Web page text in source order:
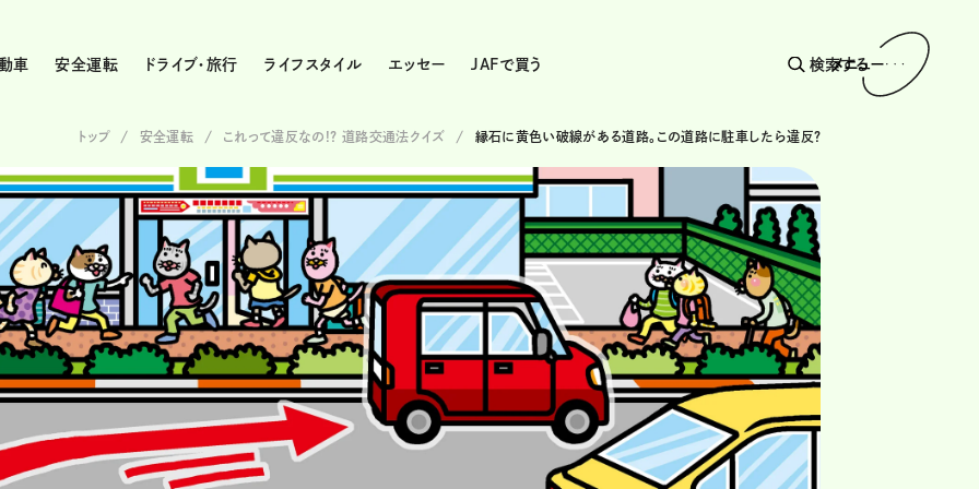
車 安全運転 ドライブ・旅行 ライフスタイル エッセー JAFで買う 検索する
メニュー
トップ 安全運転 これって違反なの!? 道路交通法クイズ 縁石に黄色い破線がある道路。この道路に駐車したら違反？